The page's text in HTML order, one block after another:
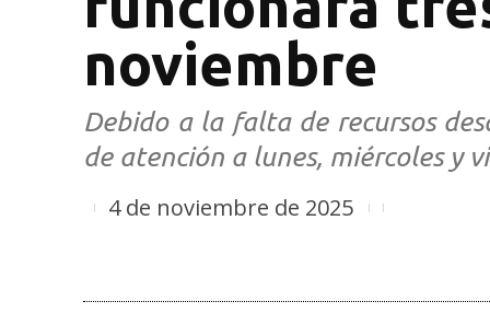
noviembre
Debido a la falta de recursos
de atención a lunes, miércoles y
4 de noviembre de 2025